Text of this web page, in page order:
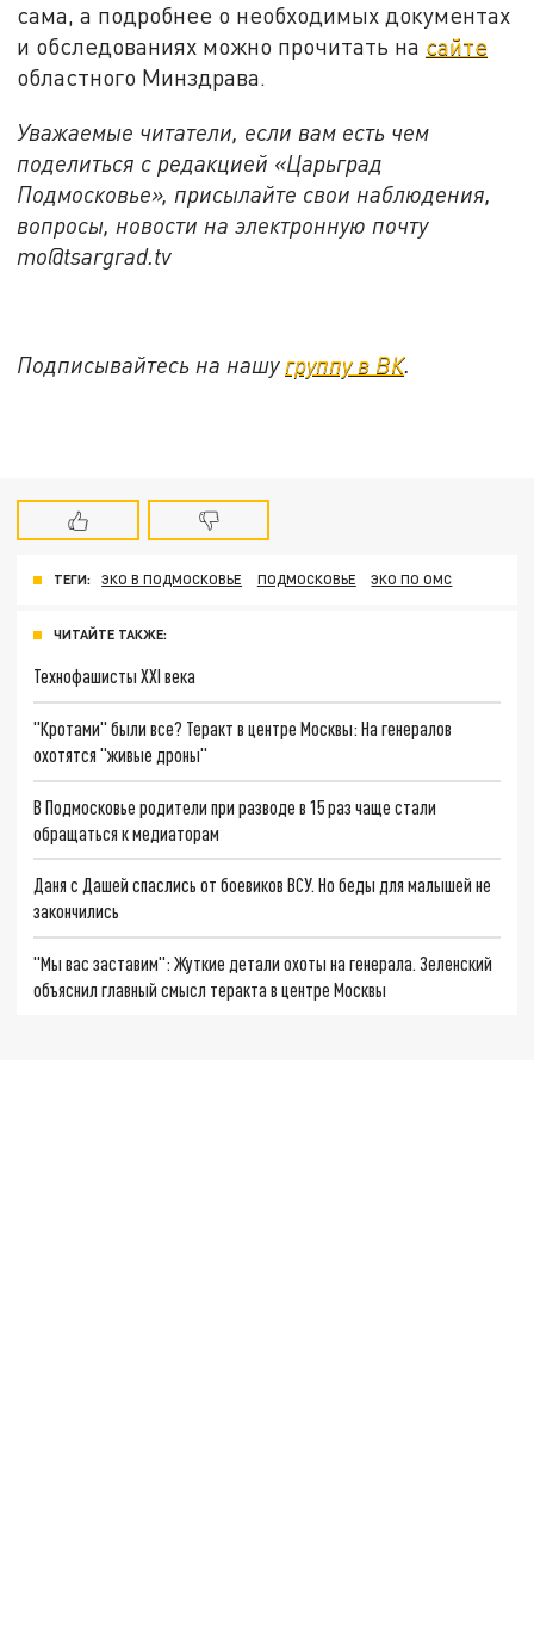
сама, а подробнее о необходимых документах
и обследованиях можно прочитать на сайте
областного Минздрава.
Уважаемые читатели, если вам есть чем
поделиться с редакцией «Царьград
Подмосковье», присылайте свои наблюдения,
вопросы, новости на электронную почту
mo@tsargrad.tv
Подписывайтесь на нашу группу в ВК.
ТЕГИ: ЭКО В ПОДМОСКОВЬЕ ПОДМОСКОВЬЕ ЭКО ПО ОМС
ЧИТАЙТЕ ТАКЖЕ:
Технофашисты XXI века
"Кротами" были все? Теракт в центре Москвы: На генералов
охотятся "живые дроны"
В Подмосковье родители при разводе в 15 раз чаще стали
обращаться к медиаторам
Даня с Дашей спаслись от боевиков ВСУ. Но беды для малышей не
закончились
"Мы вас заставим": Жуткие детали охоты на генерала. Зеленский
объяснил главный смысл теракта в центре Москвы